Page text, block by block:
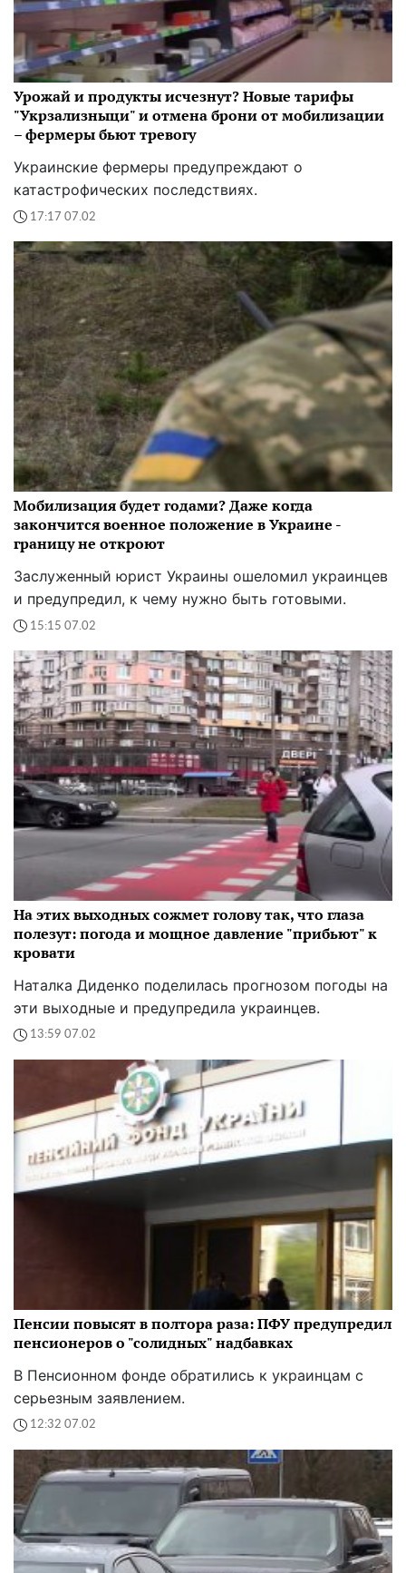
Урожай и продукты исчезнут? Новые тарифы
"Укрзализныци" и отмена брони от мобилизации
– фермеры бьют тревогу
Украинские фермеры предупреждают о
катастрофических последствиях.
17:17 07.02
Мобилизация будет годами? Даже когда
закончится военное положение в Украине -
границу не откроют
Заслуженный юрист Украины ошеломил украинцев
и предупредил, к чему нужно быть готовыми.
15:15 07.02
На этих выходных сожмет голову так, что глаза
полезут: погода и мощное давление "прибьют" к
кровати
Наталка Диденко поделилась прогнозом погоды на
эти выходные и предупредила украинцев.
13:59 07.02
Пенсии повысят в полтора раза: ПФУ предупредил
пенсионеров о "солидных" надбавках
В Пенсионном фонде обратились к украинцам с
серьезным заявлением.
12:32 07.02